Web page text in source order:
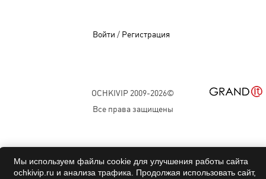
Войти / Регистрация
OCHKIVIP 2009-2026©
Все права защищены
Мы используем файлы cookie для улучшения работы сайта
ochkivip.ru и анализа трафика. Продолжая использовать сайт,